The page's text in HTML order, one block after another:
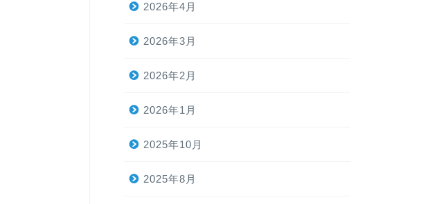
2026年4月
2026年3月
2026年2月
2026年1月
2025年10月
2025年8月